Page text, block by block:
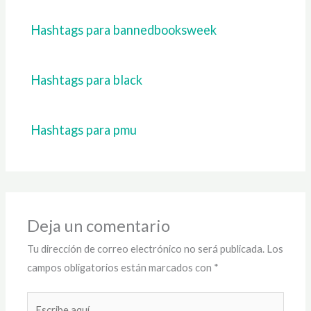
Hashtags para bannedbooksweek
Hashtags para black
Hashtags para pmu
Deja un comentario
Tu dirección de correo electrónico no será publicada. Los
campos obligatorios están marcados con *